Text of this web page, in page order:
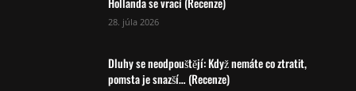
28. júla 2026
Dluhy se neodpouštějí: Když nemáte co ztratit,
pomsta je snazší… (Recenze)